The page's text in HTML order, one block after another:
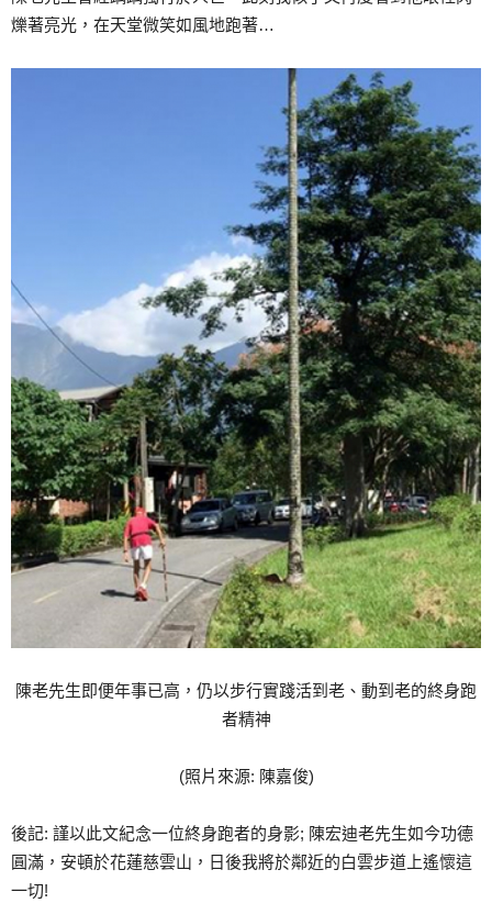
爍著亮光，在天堂微笑如風地跑著…
陳老先生即便年事已高，仍以步行實踐活到老、動到老的終身跑
者精神
(照片來源: 陳嘉俊)
後記: 謹以此文紀念一位終身跑者的身影; 陳宏迪老先生如今功德
圓滿，安頓於花蓮慈雲山，日後我將於鄰近的白雲步道上遙懷這
一切!